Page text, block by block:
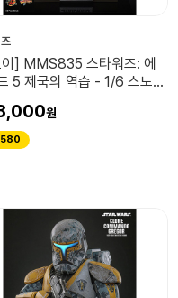
이] MMS835 스타워즈: 에
5 제국의 역습 - 1/6 스노우